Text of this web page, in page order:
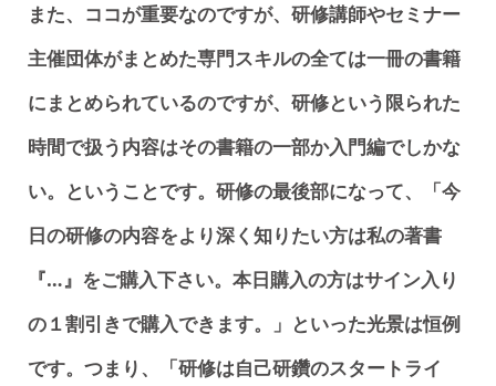
また、ココが重要なのですが、研修講師やセミナー
主催団体がまとめた専門スキルの全ては一冊の書籍
にまとめられているのですが、研修という限られた
時間で扱う内容はその書籍の一部か入門編でしかな
い。ということです。研修の最後部になって、「今
日の研修の内容をより深く知りたい方は私の著書
『…』をご購入下さい。本日購入の方はサイン入り
の１割引きで購入できます。」といった光景は恒例
です。つまり、「研修は自己研鑽のスタートライ